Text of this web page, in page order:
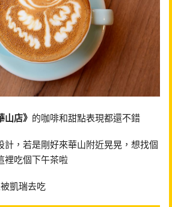
山店》 的咖啡和甜點表現都還不錯
計，若是剛好來華山附近晃晃，想找個
裡吃個下午茶啦
凱瑞去吃